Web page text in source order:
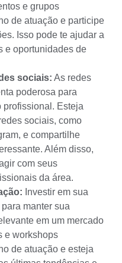
e grupos
de atuação e participe
Isso pode te ajudar a
e oportunidades de
sociais: As redes
poderosa para
profissional. Esteja
sociais, como
e compartilhe
Além disso,
com seus
da área.
Investir em sua
manter sua
em um mercado
e workshops
de atuação e esteja